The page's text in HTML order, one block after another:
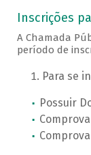
Inscrições
A Chamada
período de
Para se
Possuir